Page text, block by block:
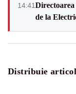
14:41Directoarea
de la
Distribuie